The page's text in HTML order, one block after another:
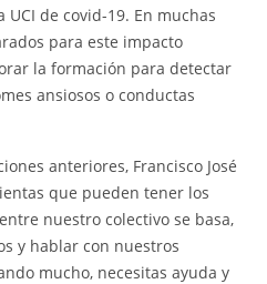
de covid-19. En muchas
para este impacto
la formación para detectar
ansiosos o conductas
anteriores, Francisco José
que pueden tener los
nuestro colectivo se basa,
y hablar con nuestros
mucho, necesitas ayuda y